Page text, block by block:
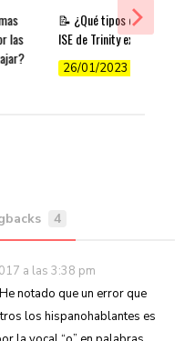
las
📝 ¿Qué tipos de exámenes
ISE de Trinity existen?
26/01/2023
4
a las 3:38 pm
notado que un error que
los hispanohablantes es